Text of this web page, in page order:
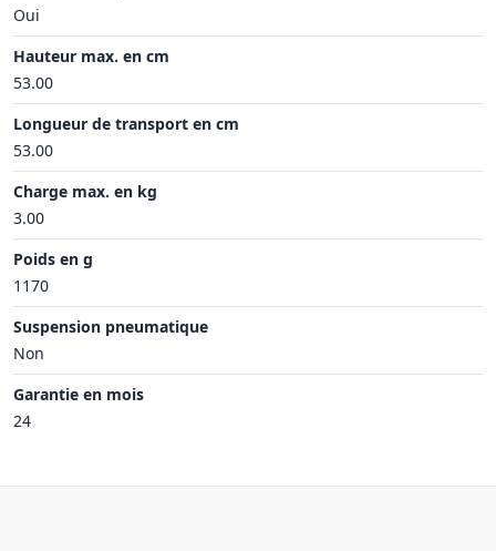
Oui
Hauteur max. en cm
53.00
Longueur de transport en cm
53.00
Charge max. en kg
3.00
Poids en g
1170
Suspension pneumatique
Non
Garantie en mois
24